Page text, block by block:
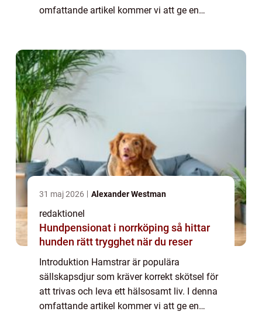
omfattande artikel kommer vi att ge en
skö...
31 maj 2026 Alexander Westman
redaktionel
Hundpensionat i norrköping så hittar
hunden rätt trygghet när du reser
Introduktion Hamstrar är populära
sällskapsdjur som kräver korrekt skötsel för
att trivas och leva ett hälsosamt liv. I denna
omfattande artikel kommer vi att ge en